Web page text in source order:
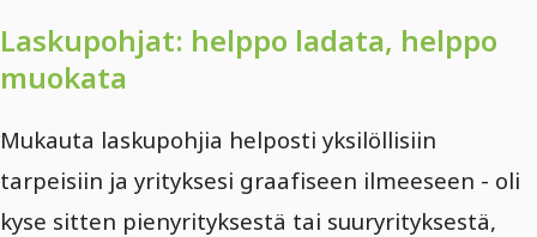
Laskupohjat: helppo ladata, helppo
muokata
Mukauta laskupohjia helposti yksilöllisiin
tarpeisiin ja yrityksesi graafiseen ilmeeseen - oli
kyse sitten pienyrityksestä tai suuryrityksestä,